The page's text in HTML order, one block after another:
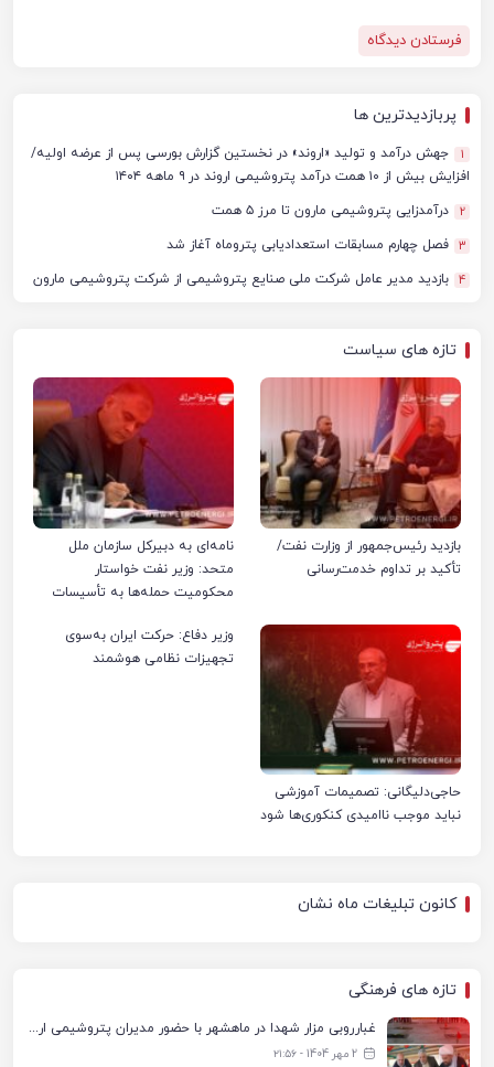
پربازدیدترین ها
1
جهش درآمد و تولید «اروند» در نخستین گزارش بورسی پس از عرضه اولیه/
افزایش بیش از ۱۰ همت درآمد پتروشیمی اروند در ۹ ماهه ۱۴۰۴
2 درآمدزایی پتروشیمی مارون تا مرز ۵ همت
3 فصل چهارم مسابقات استعدادیابی پتروماه آغاز شد
4 بازدید مدیر عامل شرکت ملی صنایع پتروشیمی از شرکت پتروشیمی مارون
تازه های سیاست
بازدید رئیس‌جمهور از وزارت نفت/
تأکید بر تداوم خدمت‌رسانی
نامه‌ای به دبیرکل سازمان ملل
متحد: وزیر نفت خواستار
محکومیت حمله‌ها به تأسیسات
حاجی‌دلیگانی: تصمیمات آموزشی
نباید موجب ناامیدی کنکوری‌ها شود
وزیر دفاع: حرکت ایران به‌سوی
تجهیزات نظامی هوشمند
کانون تبلیغات ماه نشان
تازه های فرهنگی
غبارروبی مزار شهدا در ماهشهر با حضور مدیران پتروشیمی اروند و مسئولان شهری
2 مهر 1404 - ۲۱:۵۶